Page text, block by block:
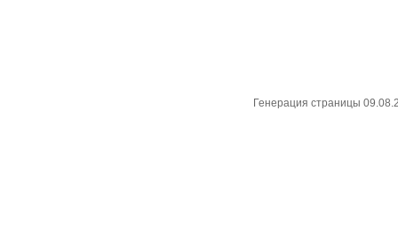
Генерация страницы